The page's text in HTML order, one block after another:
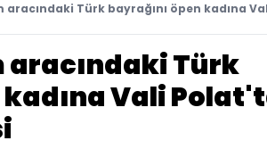
Türk bayrağını öpen kadına
Türk
kadına Vali